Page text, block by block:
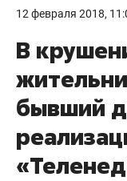
12 февраля 2018,
В
бывший